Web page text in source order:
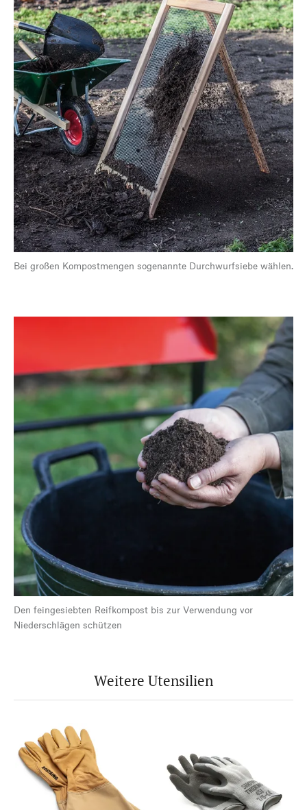
Bei großen Kompostmengen sogenannte Durchwurfsiebe wählen.
Den feingesiebten Reifkompost bis zur Verwendung vor
Niederschlägen schützen
Weitere Utensilien